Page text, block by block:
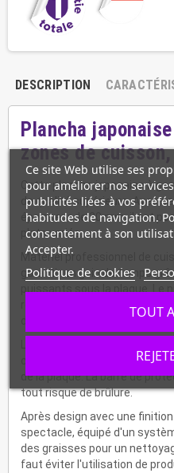
DESCRIPTION
Plancha
zones de
Cette plancha japonaise à
de qualité supérieure. Avec
épaisseur de 20 mm, il est
plats variés.
Matériel professionnel de
garantir un gain de temps
réglable vous permet de
cuisiner avec des
de la plaque. La barre de
tout risque de brûlure.
Après design avec une
spectacle, équipé d'un
des graisses pour un
faut éviter l'utilisation de
Ce site Web utilise ses
pour améliorer nos
publicités liées à vos
habitudes de navigation.
consentement à son
Accepter.
Politique de cookies
TOUT